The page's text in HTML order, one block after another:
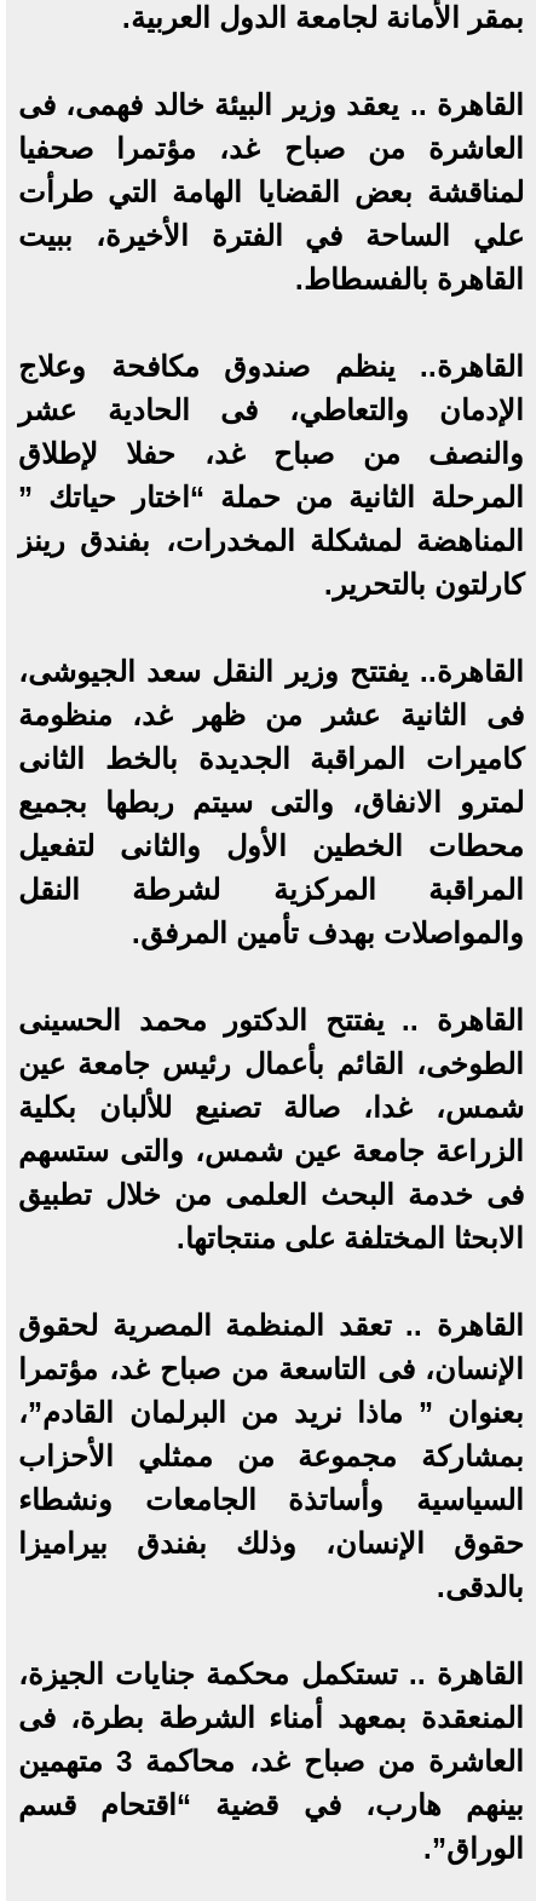
بمقر الأمانة لجامعة الدول العربية.
القاهرة .. يعقد وزير البيئة خالد فهمى، فى
العاشرة من صباح غد، مؤتمرا صحفيا
لمناقشة بعض القضايا الهامة التي طرأت
علي الساحة في الفترة الأخيرة، ببيت
القاهرة بالفسطاط.
القاهرة.. ينظم صندوق مكافحة وعلاج
الإدمان والتعاطي، فى الحادية عشر
والنصف من صباح غد، حفلا لإطلاق
المرحلة الثانية من حملة “اختار حياتك ”
المناهضة لمشكلة المخدرات، بفندق رينز
كارلتون بالتحرير.
القاهرة.. يفتتح وزير النقل سعد الجيوشى،
فى الثانية عشر من ظهر غد، منظومة
كاميرات المراقبة الجديدة بالخط الثانى
لمترو الانفاق، والتى سيتم ربطها بجميع
محطات الخطين الأول والثانى لتفعيل
المراقبة المركزية لشرطة النقل
والمواصلات بهدف تأمين المرفق.
القاهرة .. يفتتح الدكتور محمد الحسينى
الطوخى، القائم بأعمال رئيس جامعة عين
شمس، غدا، صالة تصنيع للألبان بكلية
الزراعة جامعة عين شمس، والتى ستسهم
فى خدمة البحث العلمى من خلال تطبيق
الابحثا المختلفة على منتجاتها.
القاهرة .. تعقد المنظمة المصرية لحقوق
الإنسان، فى التاسعة من صباح غد، مؤتمرا
بعنوان ” ماذا نريد من البرلمان القادم”،
بمشاركة مجموعة من ممثلي الأحزاب
السياسية وأساتذة الجامعات ونشطاء
حقوق الإنسان، وذلك بفندق بيراميزا
بالدقى.
القاهرة .. تستكمل محكمة جنايات الجيزة،
المنعقدة بمعهد أمناء الشرطة بطرة، فى
العاشرة من صباح غد، محاكمة 3 متهمين
بينهم هارب، في قضية “اقتحام قسم
الوراق”.